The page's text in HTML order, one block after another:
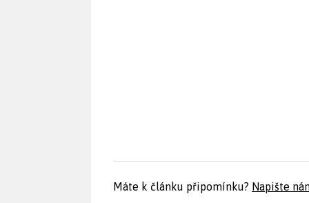
Máte k článku připomínku? Napište